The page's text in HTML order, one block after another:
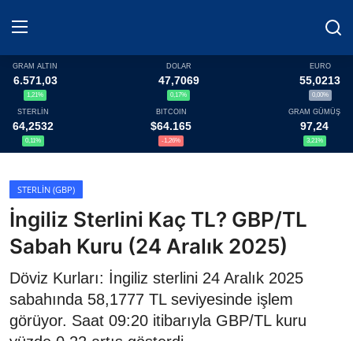
Haberler
Döviz
Altın Fiyatları
Döviz Kurları
Fonlar
Kripto Paralar
Çeviriciler
GRAM ALTIN
6.571,03
1,21%
DOLAR
47,7069
0,17%
EURO
55,0213
0,00%
STERLİN
64,2532
0,11%
BITCOIN
$64.165
-1,26%
GRAM GÜMÜŞ
97,24
3,21%
STERLIN (GBP)
İngiliz Sterlini Kaç TL? GBP/TL
Sabah Kuru (24 Aralık 2025)
Döviz Kurları: İngiliz sterlini 24 Aralık 2025
sabahında 58,1777 TL seviyesinde işlem
görüyor. Saat 09:20 itibarıyla GBP/TL kuru